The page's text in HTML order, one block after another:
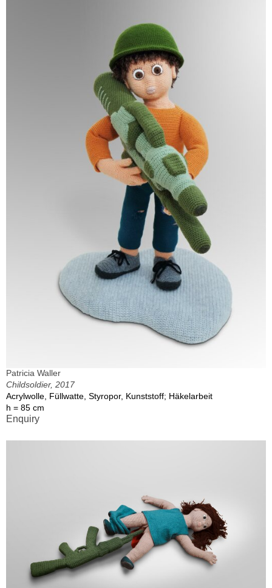
Patricia Waller
Childsoldier, 2017
Acrylwolle, Füllwatte, Styropor, Kunststoff; Häkelarbeit
h = 85 cm
Enquiry